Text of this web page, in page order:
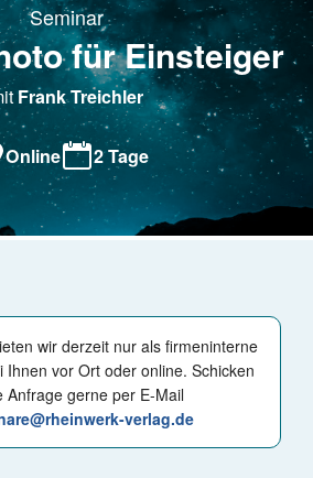
Seminar
für Einsteiger
Frank Treichler
Online 2 Tage
wir derzeit nur als firmeninterne
Ihnen vor Ort oder online. Schicken
Anfrage gerne per E-Mail
verlag.de